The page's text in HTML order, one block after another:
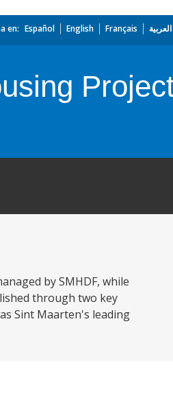
en: Español English Français العربية
by SMHDF, while
through two key
Sint Maarten's leading